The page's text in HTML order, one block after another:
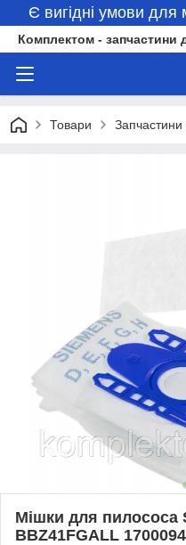
Є вигідні умови
Комплектом - запчастини
Товари Запчастини
Мішки для пилососа
BBZ41FGALL